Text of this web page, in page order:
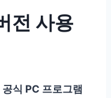
전 사용
식 PC 프로그램